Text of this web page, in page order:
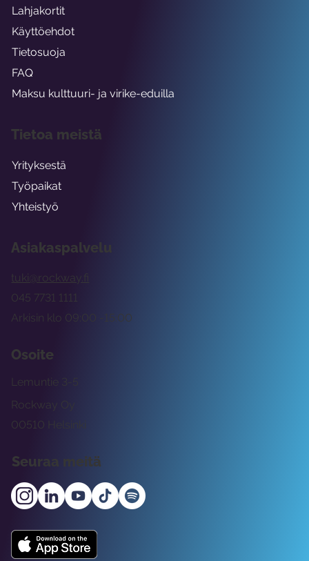
Asiakaspalvelu
tuki@rockway.fi
Arkisin klo 09:00 -15:00
045 7731 1111
Osoite
Rockway Oy
Lemuntie 3-5
00510 Helsinki
Seuraa meitä
Lahjakortit
Käyttöehdot
Tietosuoja
FAQ
Maksu kulttuuri- ja virike-eduilla
Tietoa meistä
Yrityksestä
Työpaikat
Yhteistyö